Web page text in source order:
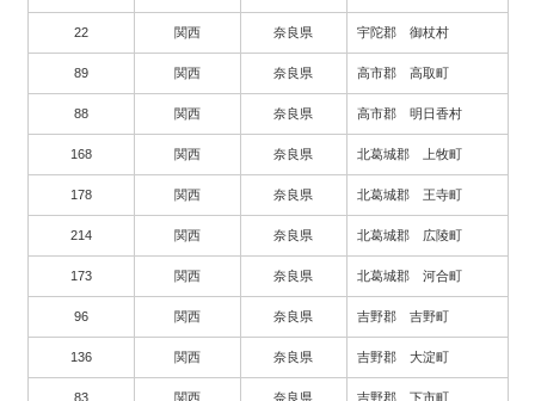
22 関西 奈良県 宇陀郡 御杖村
89 関西 奈良県 高市郡 高取町
88 関西 奈良県 高市郡 明日香村
168 関西 奈良県 北葛城郡 上牧町
178 関西 奈良県 北葛城郡 王寺町
214 関西 奈良県 北葛城郡 広陵町
173 関西 奈良県 北葛城郡 河合町
96 関西 奈良県 吉野郡 吉野町
136 関西 奈良県 吉野郡 大淀町
83 関西 奈良県 吉野郡 下市町